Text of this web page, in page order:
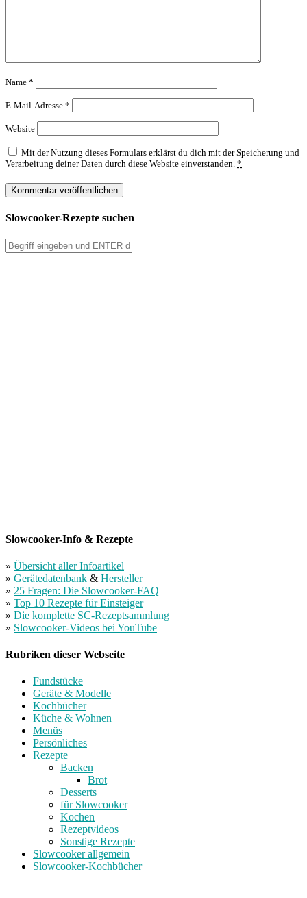
Name *
E-Mail-Adresse *
Website
Mit der Nutzung dieses Formulars erklärst du dich mit der Speicherung und
Verarbeitung deiner Daten durch diese Website einverstanden. *
Slowcooker-Rezepte suchen
Slowcooker-Info & Rezepte
» Übersicht aller Infoartikel
» Gerätedatenbank & Hersteller
» 25 Fragen: Die Slowcooker-FAQ
» Top 10 Rezepte für Einsteiger
» Die komplette SC-Rezeptsammlung
» Slowcooker-Videos bei YouTube
Rubriken dieser Webseite
Fundstücke
Geräte & Modelle
Kochbücher
Küche & Wohnen
Menüs
Persönliches
Rezepte
Backen
Brot
Desserts
für Slowcooker
Kochen
Rezeptvideos
Sonstige Rezepte
Slowcooker allgemein
Slowcooker-Kochbücher